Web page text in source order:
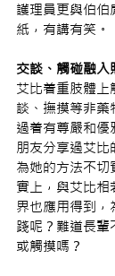
護理員更與伯伯
紙，有講有笑。
交談、觸碰融入
艾比着重肢體上
談、撫摸等非藥
過着有尊嚴和優
朋友分享過艾比
為她的方法不切
實上，與艾比相
界也應用得到
踐呢？難道長輩
或觸摸嗎？